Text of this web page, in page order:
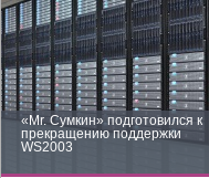
«Mr. Сумкин» подготовился к
прекращению поддержки
WS2003